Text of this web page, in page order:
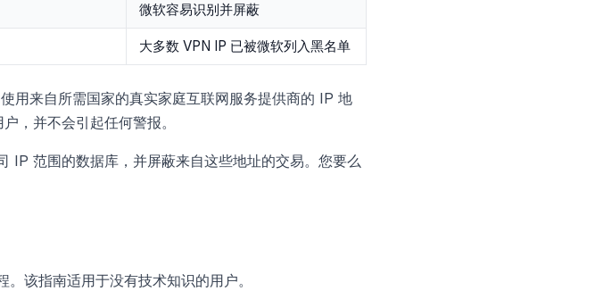
微软容易识别并屏蔽
大多数 VPN IP 已被微软列入黑名单
用来自所需国家的真实家庭互联网服务提供商的 IP 地
，并不会引起任何警报。
IP 范围的数据库，并屏蔽来自这些地址的交易。您要么
该指南适用于没有技术知识的用户。